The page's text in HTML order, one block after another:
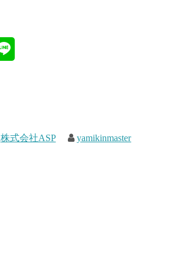
株式会社ASP yamikinmaster